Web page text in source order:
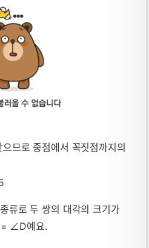
므로 중점에서 꼭짓점까지의
류로 두 쌍의 대각의 크기가
∠D예요.